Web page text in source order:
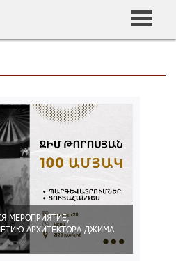
МЕРОПРИЯТИЕ,
АРХИТЕКТОРА ДЖИМА